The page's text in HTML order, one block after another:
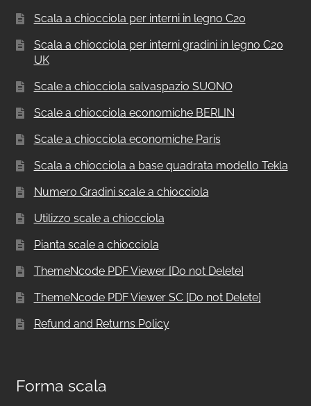
Scala a chiocciola per interni in legno C20
Scala a chiocciola per interni gradini in legno C20
UK
Scale a chiocciola salvaspazio SUONO
Scale a chiocciola economiche BERLIN
Scale a chiocciola economiche Paris
Scala a chiocciola a base quadrata modello Tekla
Numero Gradini scale a chiocciola
Utilizzo scale a chiocciola
Pianta scale a chiocciola
ThemeNcode PDF Viewer [Do not Delete]
ThemeNcode PDF Viewer SC [Do not Delete]
Refund and Returns Policy
Forma scala